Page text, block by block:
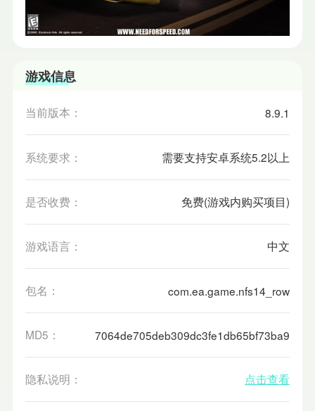
游戏信息
当前版本： 8.9.1
系统要求： 需要支持安卓系统5.2以上
是否收费： 免费(游戏内购买项目)
游戏语言： 中文
包名： com.ea.game.nfs14_row
MD5： 7064de705deb309dc3fe1db65bf73ba9
隐私说明： 点击查看